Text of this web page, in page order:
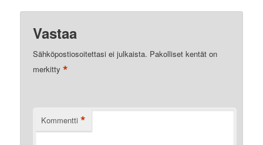
Vastaa
Sähköpostiosoitettasi ei julkaista. Pakolliset kentät on
merkitty*
Kommentti *